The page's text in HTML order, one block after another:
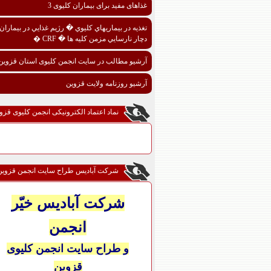
غذاهای مفید برای بیماران کلیوی 3
تغذيه در بيماريهاي کليوي � رژيم غذايي در بيماران
دچار نارسايي مزمن کليه ها � CRF �
آرشیو مطالب در سایت انجمن کلیوی استان
آرشیو روزنامه ولایت قزوین
نماد اعتماد الکترونیکی انجمن کلیوی
شرکت آبادیس طراح سایت انجمن
شرکت آبادیس خیّر
انجمن
و طراح سایت انجمن کلیوی
قزوین